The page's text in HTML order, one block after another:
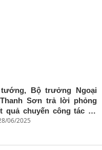
Bộ trưởng Ngoại
Sơn trả lời phỏng
quả chuyến công tác tại
của Thủ tướng Chính
06/2025